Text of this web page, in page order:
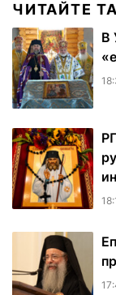
ЧИТАЙТЕ
В